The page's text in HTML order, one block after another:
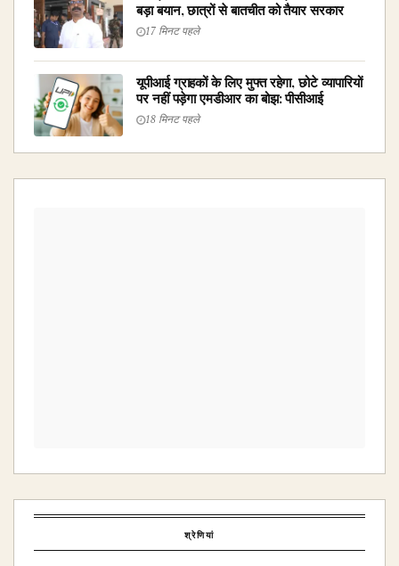
बड़ा बयान, छात्रों से बातचीत को तैयार सरकार
17 मिनट पहले
यूपीआई ग्राहकों के लिए मुफ्त रहेगा, छोटे व्यापारियों
पर नहीं पड़ेगा एमडीआर का बोझ: पीसीआई
18 मिनट पहले
श्रेणियां